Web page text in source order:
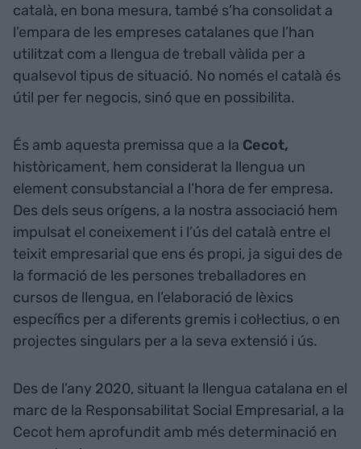
català, en bona mesura, també s’ha consolidat a
l’empara de les empreses catalanes que l’han
utilitzat com a llengua de treball vàlida per a
qualsevol tipus de situació. No només el català és
útil per fer negocis, sinó que en possibilita.
És amb aquesta premissa que a la Cecot,
històricament, hem considerat la llengua un
element consubstancial a l’hora de fer empresa.
Des dels seus orígens, a la nostra associació hem
impulsat el coneixement i l’ús del català entre el
teixit empresarial que ens és propi, ja sigui des de
la formació de les persones treballadores en
cursos de llengua, en l’elaboració de lèxics
específics per a diferents gremis i col·lectius, o en
projectes singulars per a la seva extensió i ús.
Des de l’any 2020, situant la llengua catalana en el
marc de la Responsabilitat Social Empresarial, a la
Cecot hem aprofundit amb més determinació en